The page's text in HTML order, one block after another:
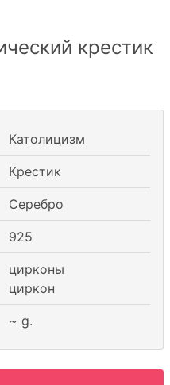
крестик
Католицизм
Крестик
Серебро
925
цирконы
циркон
~ g.